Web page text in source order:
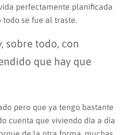
perfectamente planificada
se fue al traste.
sobre todo, con
que hay que
pero que ya tengo bastante
cuenta que viviendo día a día